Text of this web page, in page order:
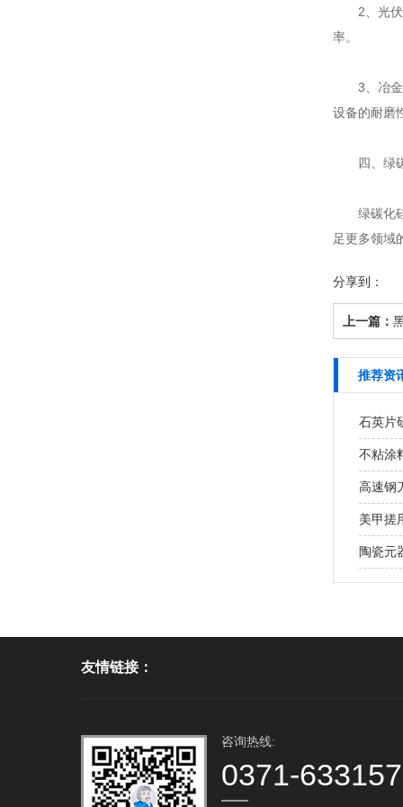
2、光伏产
率。
3、冶金矿
设备的耐磨
四、绿碳
绿碳化硅
足更多领域
分享到：
上一篇：
推荐资
石英片
不粘涂
高速钢
美甲搓
陶瓷元
友情链接：
咨询热线:
0371-